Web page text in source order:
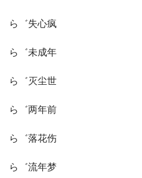
ら゛失心疯
ら゛未成年
ら゛灭尘世
ら゛两年前
ら゛落花伤
ら゛流年梦